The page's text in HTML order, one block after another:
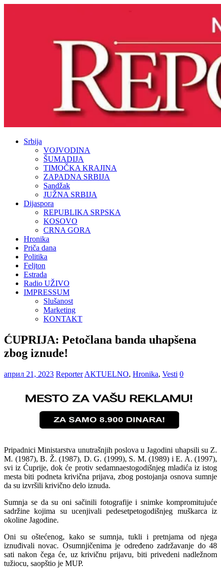
Srbija
VOJVODINA
ŠUMADIJA
TIMOČKA KRAJINA
ZAPADNA SRBIJA
Sandžak
JUŽNA SRBIJA
Dijaspora
REPUBLIKA SRPSKA
KOSOVO
CRNA GORA
Hronika
Priča dana
Politika
Feljton
Estrada
Radio UŽIVO
IMPRESSUM
Slušanost
Marketing
KONTAKT
ĆUPRIJA: Petočlana banda uhapšena
zbog iznude!
април 21, 2023 Reporter AKTUELNO, Hronika, Vesti 0
Pripadnici Ministarstva unutrašnjih poslova u Jagodini uhapsili su Z.
M. (1987), B. Ž. (1987), D. G. (1999), S. M. (1989) i E. A. (1997),
svi iz Ćuprije, dok će protiv sedamnaestogodišnjeg mladića iz istog
mesta biti podneta krivična prijava, zbog postojanja osnova sumnje
da su izvršili krivično delo iznuda.
Sumnja se da su oni sačinili fotografije i snimke kompromitujuće
sadržine kojima su ucenjivali pedesetpetogodišnjeg muškarca iz
okoline Jagodine.
Oni su oštećenog, kako se sumnja, tukli i pretnjama od njega
iznuđivali novac. Osumnjičenima je određeno zadržavanje do 48
sati nakon čega će, uz krivičnu prijavu, biti privedeni nadležnom
tužiocu, saopštio je MUP.